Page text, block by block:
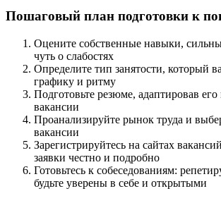
Пошаговый план подготовки к
Оцените собственные навыки,
чуть о слабостях
Определите тип занятости, который
графику и ритму
Подготовьте резюме, адаптировав
вакансии
Проанализируйте рынок труда и
вакансии
Зарегистрируйтесь на сайтах
заявки честно и подробно
Готовьтесь к собеседованиям:
будьте уверены в себе и открытыми